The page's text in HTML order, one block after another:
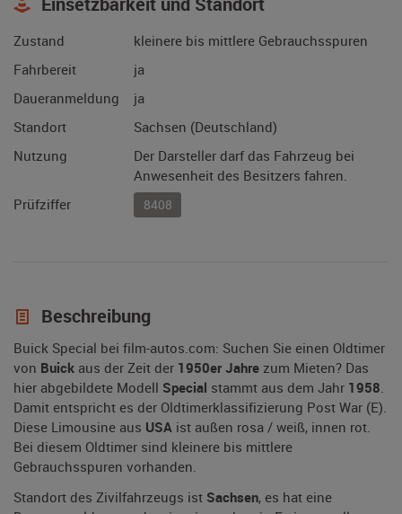
Zustand
kleinere bis mittlere Gebrauchsspuren
Fahrbereit
ja
Daueranmeldung
ja
Standort
Sachsen (Deutschland)
Nutzung
Der Darsteller darf das Fahrzeug bei
Anwesenheit des Besitzers fahren.
Prüfziffer
8408
Beschreibung
Buick Special bei film-autos.com: Suchen Sie einen Oldtimer
von Buick aus der Zeit der 1950er Jahre zum Mieten? Das
hier abgebildete Modell Special stammt aus dem Jahr 1958.
Damit entspricht es der Oldtimerklassifizierung Post War (E).
Diese Limousine aus USA ist außen rosa / weiß, innen rot.
Bei diesem Oldtimer sind kleinere bis mittlere
Gebrauchsspuren vorhanden.
Standort des Zivilfahrzeugs ist Sachsen, es hat eine